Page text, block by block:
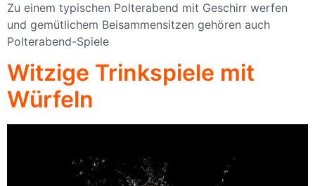
Zu einem typischen Polterabend mit Geschirr werfen
und gemütlichem Beisammensitzen gehören auch
Polterabend-Spiele
Witzige Trinkspiele mit
Würfeln